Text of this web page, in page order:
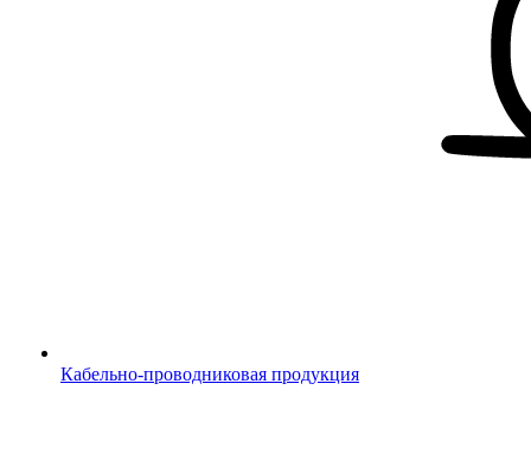
Кабельно-проводниковая продукция